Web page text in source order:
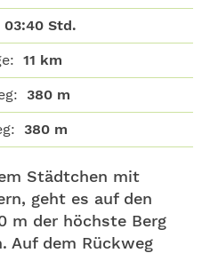
03:40 Std.
11 km
380 m
380 m
Städtchen mit
geht es auf den
m der höchste Berg
Auf dem Rückweg